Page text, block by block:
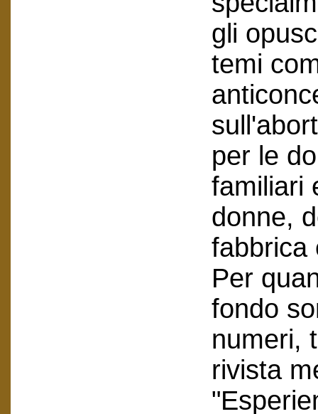
gli
temi
per le
familiari
donne,
fabbrica
Per
fondo
numeri,
rivista